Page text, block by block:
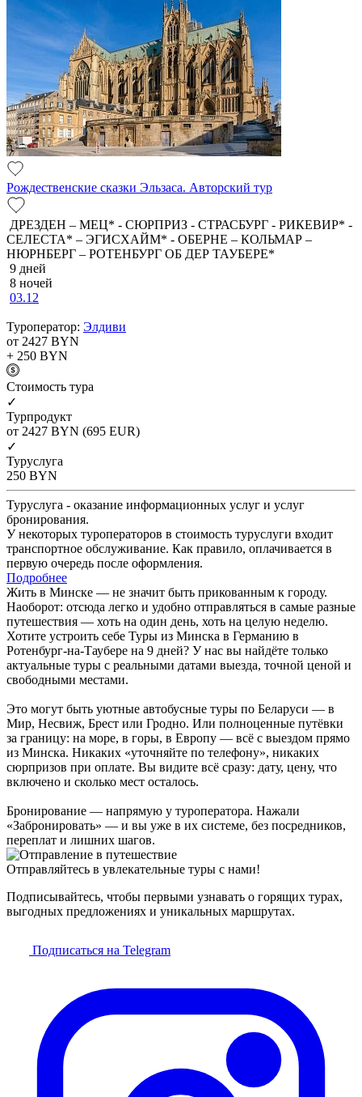
Рождественские сказки Эльзаса. Авторский тур
ДРЕЗДЕН – МЕЦ* - СЮРПРИЗ - СТРАСБУРГ - РИКЕВИР* -
СЕЛЕСТА* – ЭГИСХАЙМ* - ОБЕРНЕ – КОЛЬМАР –
НЮРНБЕРГ – РОТЕНБУРГ ОБ ДЕР ТАУБЕРЕ*
9 дней
8 ночей
03.12
Туроператор: Элдиви
от 2427 BYN
+ 250 BYN
Cтоимость тура
✓
Турпродукт
от 2427 BYN (695 EUR)
✓
Туруслуга
250 BYN
Туруслуга - оказание информационных услуг и услуг
бронирования.
У некоторых туроператоров в стоимость туруслуги входит
транспортное обслуживание. Как правило, оплачивается в
первую очередь после оформления.
Подробнее
Жить в Минске — не значит быть прикованным к городу.
Наоборот: отсюда легко и удобно отправляться в самые разные
путешествия — хоть на один день, хоть на целую неделю.
Хотите устроить себе Туры из Минска в Германию в
Ротенбург-на-Таубере на 9 дней? У нас вы найдёте только
актуальные туры с реальными датами выезда, точной ценой и
свободными местами.
Это могут быть уютные автобусные туры по Беларуси — в
Мир, Несвиж, Брест или Гродно. Или полноценные путёвки
за границу: на море, в горы, в Европу — всё с выездом прямо
из Минска. Никаких «уточняйте по телефону», никаких
сюрпризов при оплате. Вы видите всё сразу: дату, цену, что
включено и сколько мест осталось.
Бронирование — напрямую у туроператора. Нажали
«Забронировать» — и вы уже в их системе, без посредников,
переплат и лишних шагов.
Отправляйтесь в увлекательные туры с нами!
Подписывайтесь, чтобы первыми узнавать о горящих турах,
выгодных предложениях и уникальных маршрутах.
Подписаться на Telegram